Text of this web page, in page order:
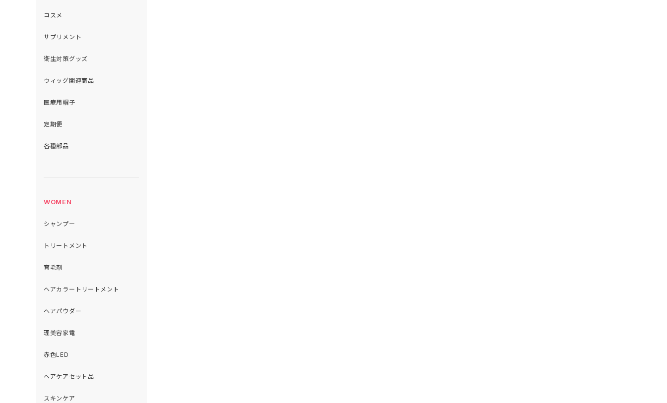
コスメ
サプリメント
衛生対策グッズ
ウィッグ関連商品
医療用帽子
定期便
各種部品
WOMEN
シャンプー
トリートメント
育毛剤
ヘアカラートリートメント
ヘアパウダー
理美容家電
赤色LED
ヘアケアセット品
スキンケア